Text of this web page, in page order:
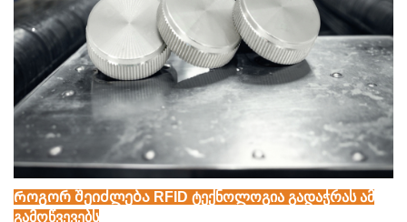
Როგორ შეიძლება RFID ტექნოლოგია გადაჭრას ამ
გამოწვევებს